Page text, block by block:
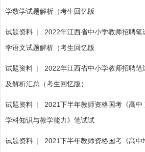
学数学试题解析（考生回忆版
试题资料 |
2022年江西省中小学教师招聘笔
学语文试题解析（考生回忆版
试题资料 |
2022年江西省中小学教师招聘笔
及解析汇总（考生回忆版）
试题资料 |
2021下半年教师资格国考《高中
学科知识与教学能力》笔试试
试题资料 |
2021下半年教师资格国考《高中